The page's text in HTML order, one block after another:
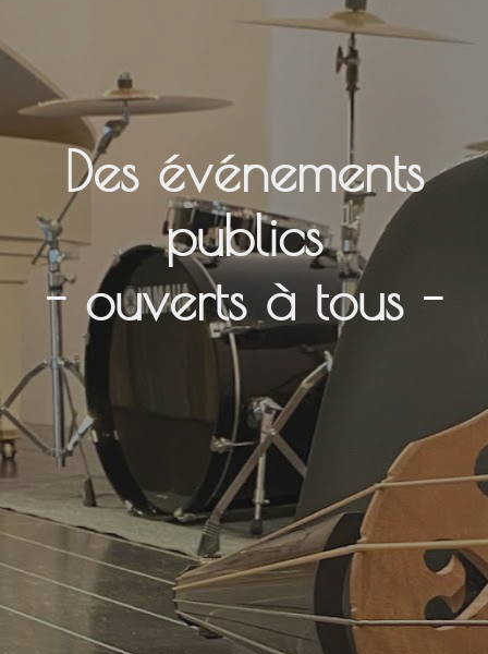
Événementiel & Traiteur
La chambre d'hôte
Contact
Des événements
publics
- ouverts à tous-